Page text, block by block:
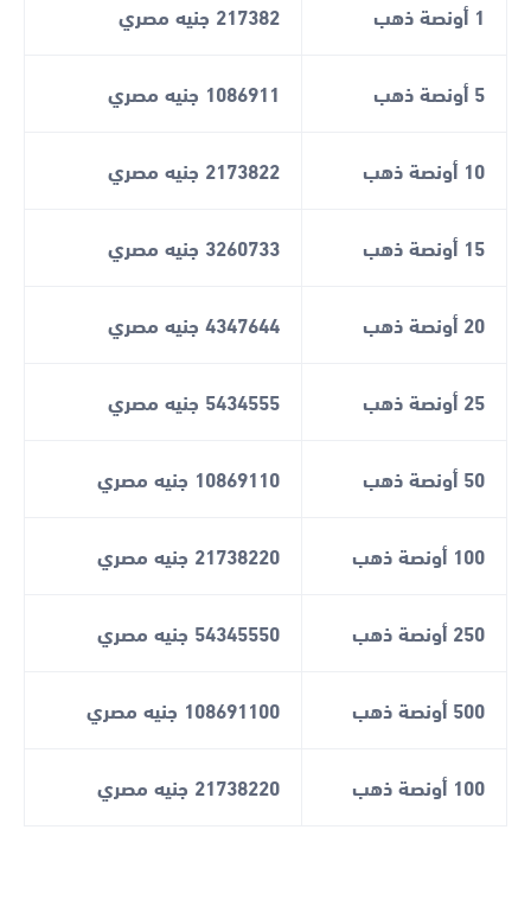
1 أونصة ذهب 217382 جنيه مصري
5 أونصة ذهب 1086911 جنيه مصري
10 أونصة ذهب 2173822 جنيه مصري
15 أونصة ذهب 3260733 جنيه مصري
20 أونصة ذهب 4347644 جنيه مصري
25 أونصة ذهب 5434555 جنيه مصري
50 أونصة ذهب 10869110 جنيه مصري
100 أونصة ذهب 21738220 جنيه مصري
250 أونصة ذهب 54345550 جنيه مصري
500 أونصة ذهب 108691100 جنيه مصري
100 أونصة ذهب 21738220 جنيه مصري